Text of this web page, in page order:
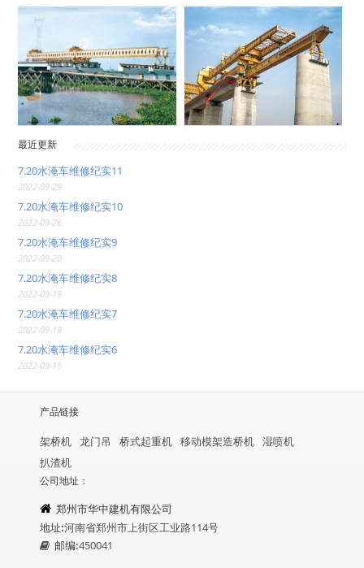
最近更新
7.20水淹车维修纪实11
2022-09-29
7.20水淹车维修纪实10
2022-09-26
7.20水淹车维修纪实9
2022-09-20
7.20水淹车维修纪实8
2022-09-19
7.20水淹车维修纪实7
2022-09-18
7.20水淹车维修纪实6
2022-09-15
产品链接
架桥机 龙门吊 桥式起重机 移动模架造桥机 湿喷机
扒渣机
公司地址：
郑州市华中建机有限公司
地址:河南省郑州市上街区工业路114号
邮编:450041